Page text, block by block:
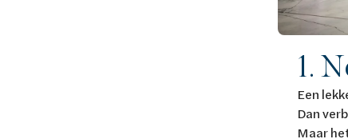
1.
Een
Dan
Maar